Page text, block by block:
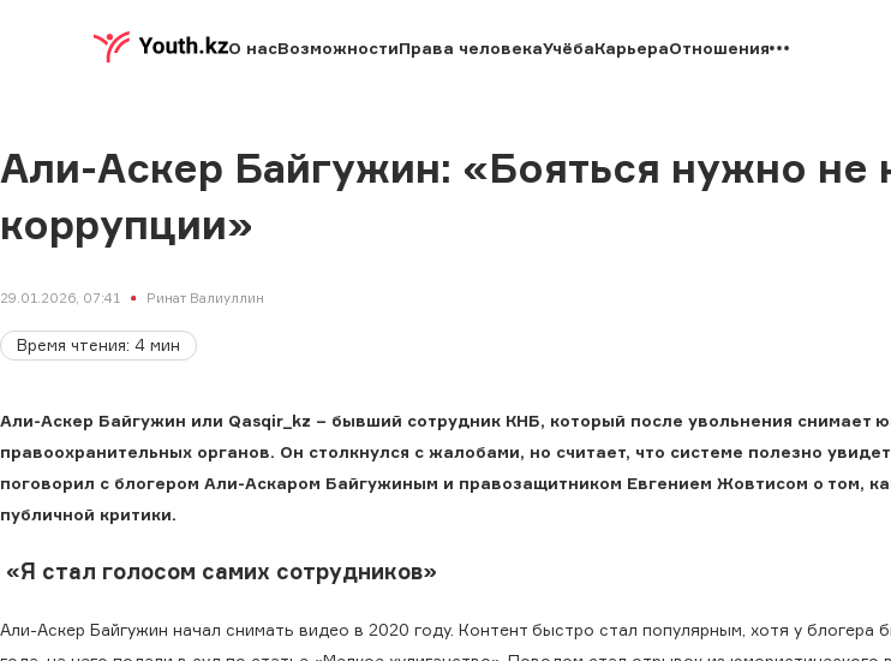
О насВозможностиПрава человекаУчёбаКарьераОтношения
Али-Аскер Байгужин: «Бояться нужно не
коррупции»
29.01.2026, 07:41 Ринат Валиуллин
Время чтения: 4 мин
Али-Аскер Байгужин или Qasqir_kz – бывший сотрудник КНБ, который после увольнения снимает
правоохранительных органов. Он столкнулся с жалобами, но считает, что системе полезно
поговорил с блогером Али-Аскаром Байгужиным и правозащитником Евгением Жовтисом о том,
публичной критики.
«Я стал голосом самих сотрудников»
Али-Аскер Байгужин начал снимать видео в 2020 году. Контент быстро стал популярным, хотя у блогера